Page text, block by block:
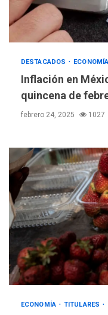
DESTACADOS ECONOMÍA
Inflación en
quincena de
febrero 24, 2025 1027
ECONOMÍA TITULARES